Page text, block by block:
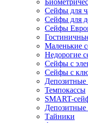
Сейфы для
Сейфы для
Сейфы
Маленькие
Недорогие
Сейфы с
Сейфы с
Депозитные
Темпокассы
SMART-
Тайники